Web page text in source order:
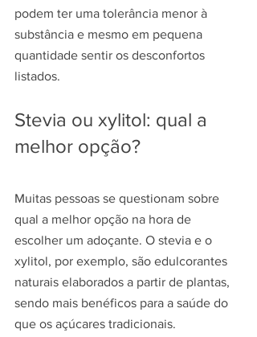
podem ter uma tolerância menor à
substância e mesmo em pequena
quantidade sentir os desconfortos
listados.
Stevia ou xylitol: qual a
melhor opção?
Muitas pessoas se questionam sobre
qual a melhor opção na hora de
escolher um adoçante. O stevia e o
xylitol, por exemplo, são edulcorantes
naturais elaborados a partir de plantas,
sendo mais benéficos para a saúde do
que os açúcares tradicionais.